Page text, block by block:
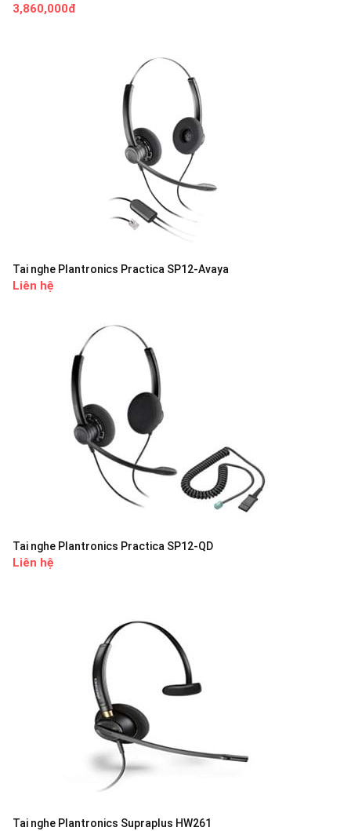
3,860,000đ
Tai nghe Plantronics Practica SP12-Avaya
Liên hệ
Tai nghe Plantronics Practica SP12-QD
Liên hệ
Tai nghe Plantronics Supraplus HW261